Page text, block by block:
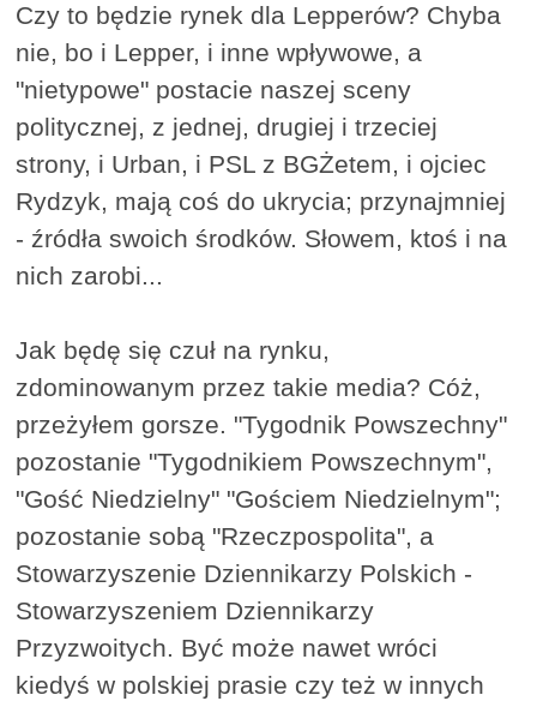
Czy to będzie rynek dla Lepperów? Chyba
nie, bo i Lepper, i inne wpływowe, a
"nietypowe" postacie naszej sceny
politycznej, z jednej, drugiej i trzeciej
strony, i Urban, i PSL z BGŻetem, i ojciec
Rydzyk, mają coś do ukrycia; przynajmniej
- źródła swoich środków. Słowem, ktoś i na
nich zarobi...
Jak będę się czuł na rynku,
zdominowanym przez takie media? Cóż,
przeżyłem gorsze. "Tygodnik Powszechny"
pozostanie "Tygodnikiem Powszechnym",
"Gość Niedzielny" "Gościem Niedzielnym";
pozostanie sobą "Rzeczpospolita", a
Stowarzyszenie Dziennikarzy Polskich -
Stowarzyszeniem Dziennikarzy
Przyzwoitych. Być może nawet wróci
kiedyś w polskiej prasie czy też w innych